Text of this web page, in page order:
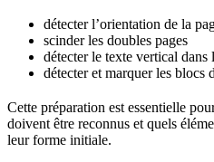
détecter l’orientation de la
scinder les doubles pages
détecter le texte vertical dans
détecter et marquer les blocs
Cette préparation est essentielle
doivent être reconnus et quels
leur forme initiale.